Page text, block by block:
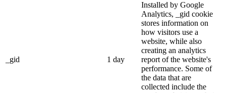
_gid 1 day
Installed by Google
Analytics, _gid cookie
stores information on
how visitors use a
website, while also
creating an analytics
report of the website's
performance. Some of
the data that are
collected include the